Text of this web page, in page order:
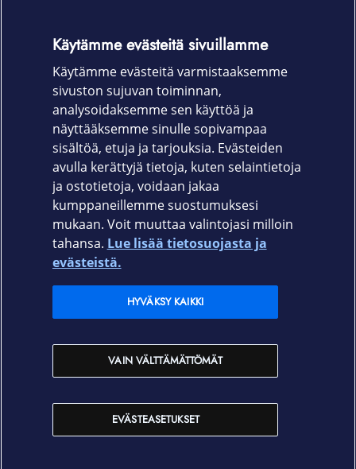
MM193ZM/A kullanruskea
MM1A3ZM/A tumma kirsikka
MM1F3ZM/A syreeninlila
MM1G3ZM/A havunvihreä
Elisa.fi
Elisan myymälät
Käytämme evästeitä sivuillamme
Käytämme evästeitä varmistaaksemme
sivuston sujuvan toiminnan,
analysoidaksemme sen käyttöä ja
näyttääksemme sinulle sopivampaa
sisältöä, etuja ja tarjouksia. Evästeiden
avulla kerättyjä tietoja, kuten selaintietoja
ja ostotietoja, voidaan jakaa
kumppaneillemme suostumuksesi
mukaan. Voit muuttaa valintojasi milloin
tahansa. Lue lisää tietosuojasta ja
evästeistä.
EVÄSTEASETUKSET
VAIN VÄLTTÄMÄTTÖMÄT
HYVÄKSY KAIKKI